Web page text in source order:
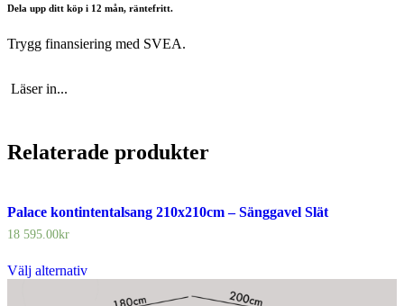
Dela upp ditt köp i 12 mån, räntefritt.
Trygg finansiering med SVEA.
Läser in...
Relaterade produkter
Palace kontintentalsang 210x210cm – Sänggavel Slät
18 595.00kr
Välj alternativ